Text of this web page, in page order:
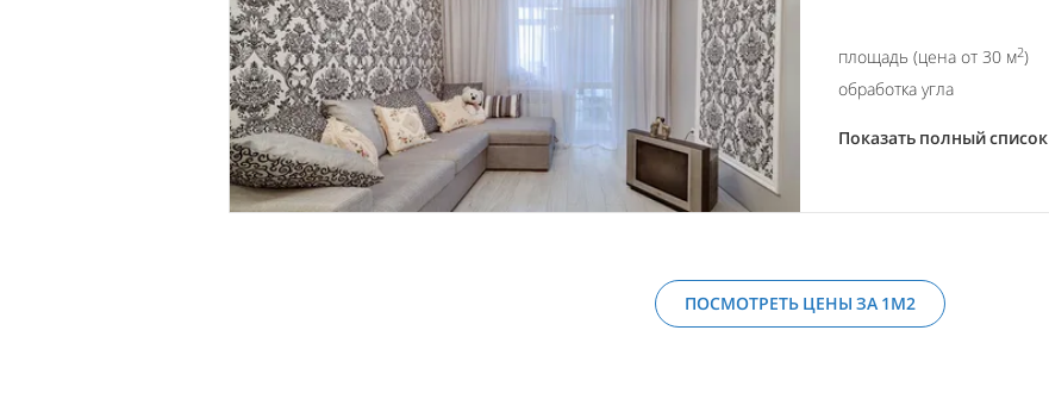
площадь (цена от 30 м2)
обработка угла
Показать полный список
ПОСМОТРЕТЬ ЦЕНЫ ЗА 1М2